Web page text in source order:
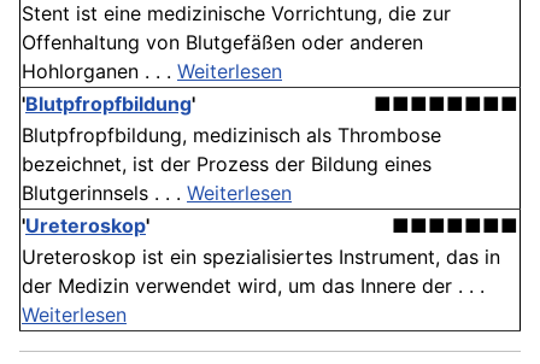
Stent ist eine medizinische Vorrichtung, die zur
Offenhaltung von Blutgefäßen oder anderen
Hohlorganen . . . Weiterlesen
'Blutpfropfbildung'
■■■■■■■■
Blutpfropfbildung, medizinisch als Thrombose
bezeichnet, ist der Prozess der Bildung eines
Blutgerinnsels . . . Weiterlesen
'Ureteroskop'
■■■■■■■
Ureteroskop ist ein spezialisiertes Instrument, das in
der Medizin verwendet wird, um das Innere der . . .
Weiterlesen